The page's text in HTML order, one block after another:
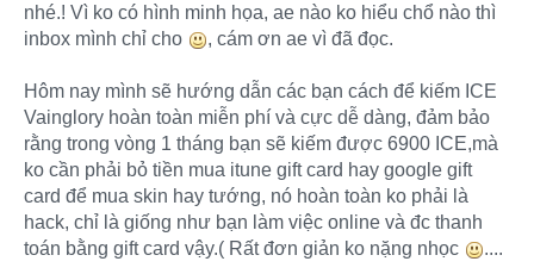
nhé.! Vì ko có hình minh họa, ae nào ko hiểu chổ nào thì
inbox mình chỉ cho
, cám ơn ae vì đã đọc.
Hôm nay mình sẽ hướng dẫn các bạn cách để kiếm ICE
Vainglory hoàn toàn miễn phí và cực dễ dàng, đảm bảo
rằng trong vòng 1 tháng bạn sẽ kiếm được 6900 ICE,mà
ko cần phải bỏ tiền mua itune gift card hay google gift
card để mua skin hay tướng, nó hoàn toàn ko phải là
hack, chỉ là giống như bạn làm việc online và đc thanh
toán bằng gift card vậy.( Rất đơn giản ko nặng nhọc
....